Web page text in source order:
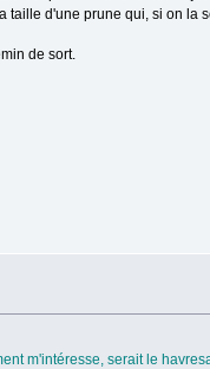
d'une prune qui, si on la
de sort.
m'intéresse, serait le